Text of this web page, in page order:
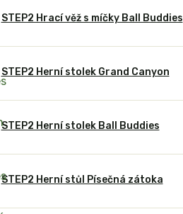
STEP2 Hrací věž s míčky Ball Buddies
STEP2 Herní stolek Grand Canyon
STEP2 Herní stolek Ball Buddies
STEP2 Herní stůl Písečná zátoka